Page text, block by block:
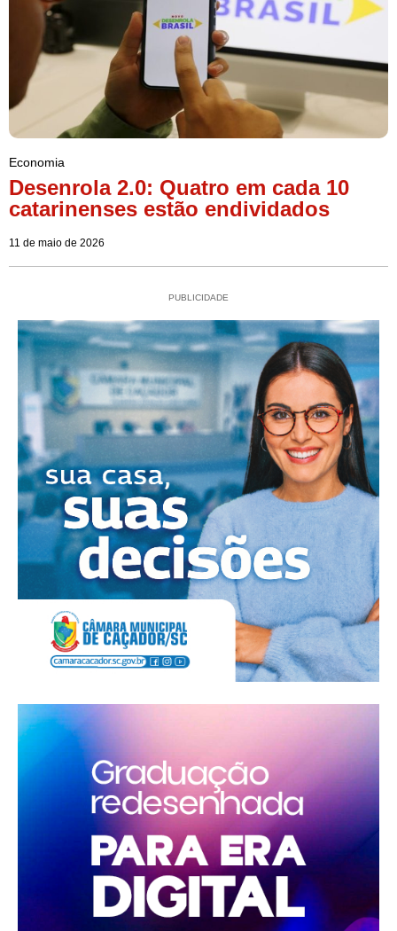
Economia
Desenrola 2.0: Quatro em cada 10
catarinenses estão endividados
11 de maio de 2026
PUBLICIDADE